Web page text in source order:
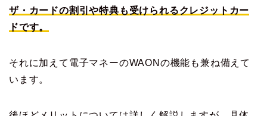
ザ・カードの割引や特典も受けられるクレジットカー
ドです。
それに加えて電子マネーのWAONの機能も兼ね備えて
います。